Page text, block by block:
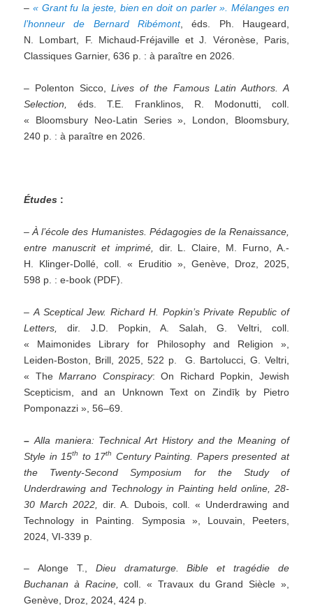
– « Grant fu la jeste, bien en doit on parler ». Mélanges en
l’honneur de Bernard Ribémont, éds. Ph. Haugeard,
N. Lombart, F. Michaud-Fréjaville et J. Véronèse, Paris,
Classiques Garnier, 636 p. : à paraître en 2026.
– Polenton Sicco,Lives of the Famous Latin Authors. A
Selection,
éds. T.E. Franklinos, R. Modonutti, coll.
« Bloomsbury Neo-Latin Series », London, Bloomsbury,
240 p. : à paraître en 2026.
Études :
–À l’école des Humanistes. Pédagogies de la Renaissance,
entre manuscrit et imprimé,
dir. L. Claire, M. Furno, A.-
H. Klinger-Dollé, coll. « Eruditio », Genève, Droz, 2025,
598 p. : e-book (PDF).
– A Sceptical Jew. Richard H. Popkin’s Private Republic of
Letters,
dir. J.D. Popkin, A. Salah, G. Veltri, coll.
« Maimonides Library for Philosophy and Religion »,
Leiden-Boston, Brill, 2025, 522 p. G. Bartolucci, G. Veltri,
« TheMarrano Conspiracy: On Richard Popkin, Jewish
Scepticism, and an Unknown Text on Zindīḳ by Pietro
Pomponazzi », 56–69.
– Alla maniera: Technical Art History and the Meaning of
Style in 15th to 17th
Century Painting. Papers presented at
the Twenty-Second Symposium for the Study of
Underdrawing and Technology in Painting held online, 28-
30 March 2022,
dir. A. Dubois, coll. « Underdrawing and
Technology in Painting. Symposia », Louvain, Peeters,
2024, VI-339 p.
– Alonge T., Dieu dramaturge. Bible et tragédie de
Buchanan à Racine, coll. « Travaux du Grand Siècle »,
Genève, Droz, 2024, 424 p.